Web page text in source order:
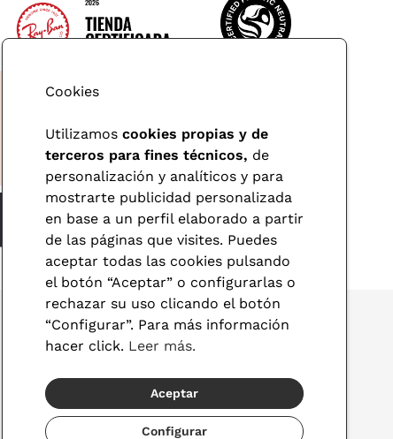
© 2026 Visionlab
Cookies
Utilizamos cookies propias y de
terceros para fines técnicos, de
personalización y analíticos y para
mostrarte publicidad personalizada
en base a un perfil elaborado a partir
de las páginas que visites. Puedes
aceptar todas las cookies pulsando
el botón “Aceptar” o configurarlas o
rechazar su uso clicando el botón
“Configurar”. Para más información
hacer click. Leer más.
Aceptar
Configurar